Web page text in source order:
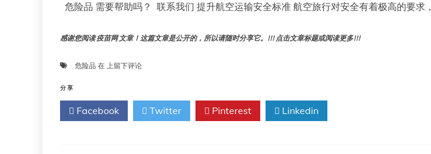
危险品 需要帮助吗？ 联系我们 提升航空运输安全标准 航空旅行对安全有着极高的要求，
感谢您阅读 疫苗网 文章！这篇文章是公开的，所以请随时分享它。!!! 点击文章标题或阅读更多!!!
危险品 在 国
空
运
输
上留下评论
分享
Facebook Twitter Pinterest Linkedin